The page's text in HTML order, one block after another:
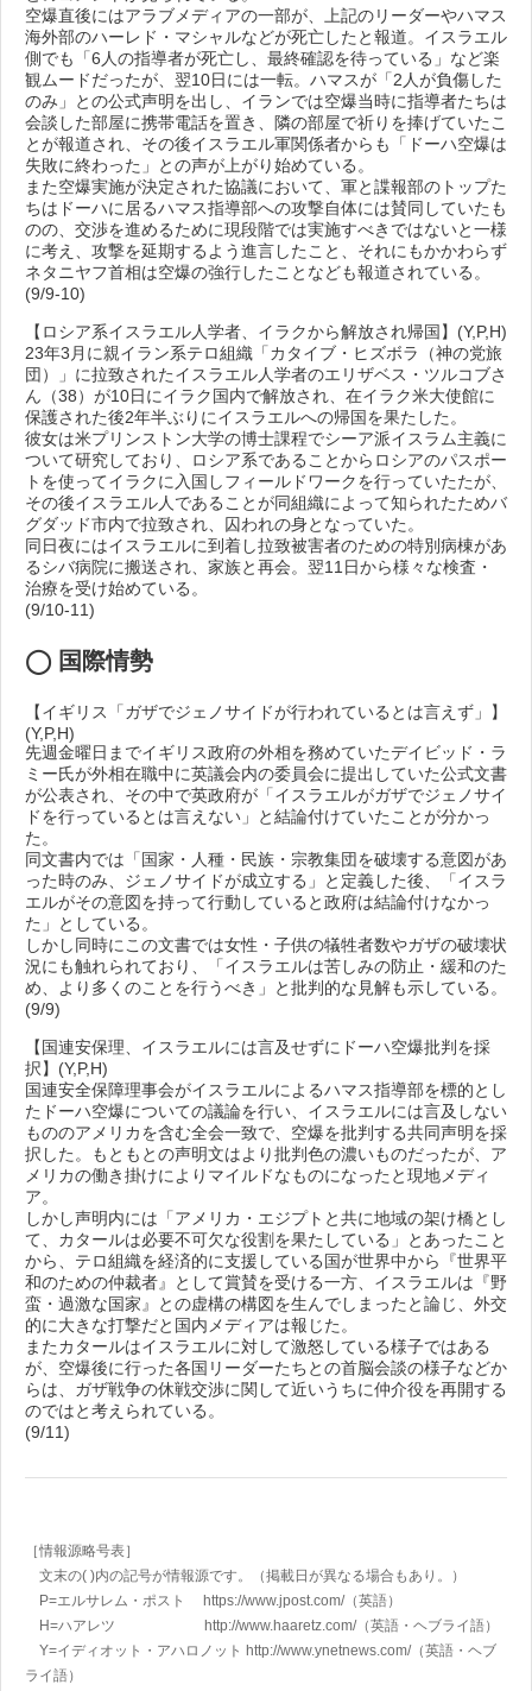
空爆直後にはアラブメディアの一部が、上記のリーダーやハマス
海外部のハーレド・マシャルなどが死亡したと報道。イスラエル
側でも「6人の指導者が死亡し、最終確認を待っている」など楽
観ムードだったが、翌10日には一転。ハマスが「2人が負傷した
のみ」との公式声明を出し、イランでは空爆当時に指導者たちは
会談した部屋に携帯電話を置き、隣の部屋で祈りを捧げていたこ
とが報道され、その後イスラエル軍関係者からも「ドーハ空爆は
失敗に終わった」との声が上がり始めている。
また空爆実施が決定された協議において、軍と諜報部のトップた
ちはドーハに居るハマス指導部への攻撃自体には賛同していたも
のの、交渉を進めるために現段階では実施すべきではないと一様
に考え、攻撃を延期するよう進言したこと、それにもかかわらず
ネタニヤフ首相は空爆の強行したことなども報道されている。
(9/9-10)
【ロシア系イスラエル人学者、イラクから解放され帰国】(Y,P,H)
23年3月に親イラン系テロ組織「カタイブ・ヒズボラ（神の党旅
団）」に拉致されたイスラエル人学者のエリザベス・ツルコブさ
ん（38）が10日にイラク国内で解放され、在イラク米大使館に
保護された後2年半ぶりにイスラエルへの帰国を果たした。
彼女は米プリンストン大学の博士課程でシーア派イスラム主義に
ついて研究しており、ロシア系であることからロシアのパスポー
トを使ってイラクに入国しフィールドワークを行っていたたが、
その後イスラエル人であることが同組織によって知られたためバ
グダッド市内で拉致され、囚われの身となっていた。
同日夜にはイスラエルに到着し拉致被害者のための特別病棟があ
るシバ病院に搬送され、家族と再会。翌11日から様々な検査・
治療を受け始めている。
(9/10-11)
◯ 国際情勢
【イギリス「ガザでジェノサイドが行われているとは言えず」】
(Y,P,H)
先週金曜日までイギリス政府の外相を務めていたデイビッド・ラ
ミー氏が外相在職中に英議会内の委員会に提出していた公式文書
が公表され、その中で英政府が「イスラエルがガザでジェノサイ
ドを行っているとは言えない」と結論付けていたことが分かっ
た。
同文書内では「国家・人種・民族・宗教集団を破壊する意図があ
った時のみ、ジェノサイドが成立する」と定義した後、「イスラ
エルがその意図を持って行動していると政府は結論付けなかっ
た」としている。
しかし同時にこの文書では女性・子供の犠牲者数やガザの破壊状
況にも触れられており、「イスラエルは苦しみの防止・緩和のた
め、より多くのことを行うべき」と批判的な見解も示している。
(9/9)
【国連安保理、イスラエルには言及せずにドーハ空爆批判を採
択】(Y,P,H)
国連安全保障理事会がイスラエルによるハマス指導部を標的とし
たドーハ空爆についての議論を行い、イスラエルには言及しない
もののアメリカを含む全会一致で、空爆を批判する共同声明を採
択した。もともとの声明文はより批判色の濃いものだったが、ア
メリカの働き掛けによりマイルドなものになったと現地メディ
ア。
しかし声明内には「アメリカ・エジプトと共に地域の架け橋とし
て、カタールは必要不可欠な役割を果たしている」とあったこと
から、テロ組織を経済的に支援している国が世界中から『世界平
和のための仲裁者』として賞賛を受ける一方、イスラエルは『野
蛮・過激な国家』との虚構の構図を生んでしまったと論じ、外交
的に大きな打撃だと国内メディアは報じた。
またカタールはイスラエルに対して激怒している様子ではある
が、空爆後に行った各国リーダーたちとの首脳会談の様子などか
らは、ガザ戦争の休戦交渉に関して近いうちに仲介役を再開する
のではと考えられている。
(9/11)
［情報源略号表］
文末の( )内の記号が情報源です。（掲載日が異なる場合もあり。）
P=エルサレム・ポスト https://www.jpost.com/（英語）
H=ハアレツ http://www.haaretz.com/（英語・ヘブライ語）
Y=イディオット・アハロノット http://www.ynetnews.com/（英語・ヘブ
ライ語）